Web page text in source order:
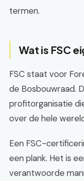
termen.
Wat is FSC
FSC staat voor
de Bosbouwraad.
profitorganisatie
over de hele
Een FSC-
een plank. Het is
verantwoorde